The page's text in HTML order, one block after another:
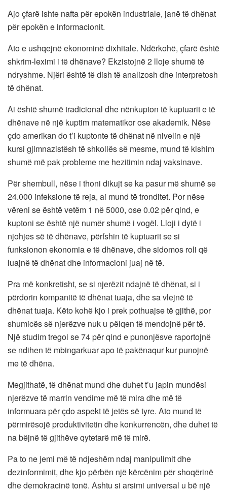
Ajo çfarë ishte nafta për epokën industriale, janë të dhënat
për epokën e informacionit.
Ato e ushqejnë ekonominë dixhitale. Ndërkohë, çfarë është
shkrim-leximi i të dhënave? Ekzistojnë 2 lloje shumë të
ndryshme. Njëri është të dish të analizosh dhe interpretosh
të dhënat.
Ai është shumë tradicional dhe nënkupton të kuptuarit e të
dhënave në një kuptim matematikor ose akademik. Nëse
çdo amerikan do t’i kuptonte të dhënat në nivelin e një
kursi gjimnazistësh të shkollës së mesme, mund të kishim
shumë më pak probleme me hezitimin ndaj vaksinave.
Për shembull, nëse i thoni dikujt se ka pasur më shumë se
24.000 infeksione të reja, ai mund të tronditet. Por nëse
vëreni se është vetëm 1 në 5000, ose 0.02 për qind, e
kuptoni se është një numër shumë i vogël. Lloji i dytë i
njohjes së të dhënave, përfshin të kuptuarit se si
funksionon ekonomia e të dhënave, dhe sidomos roli që
luajnë të dhënat dhe informacioni juaj në të.
Pra më konkretisht, se si njerëzit ndajnë të dhënat, si i
përdorin kompanitë të dhënat tuaja, dhe sa vlejnë të
dhënat tuaja. Këto kohë kjo i prek pothuajse të gjithë, por
shumicës së njerëzve nuk u pëlqen të mendojnë për të.
Një studim tregoi se 74 për qind e punonjësve raportojnë
se ndihen të mbingarkuar apo të pakënaqur kur punojnë
me të dhëna.
Megjithatë, të dhënat mund dhe duhet t’u japin mundësi
njerëzve të marrin vendime më të mira dhe më të
informuara për çdo aspekt të jetës së tyre. Ato mund të
përmirësojë produktivitetin dhe konkurrencën, dhe duhet të
na bëjnë të gjithëve qytetarë më të mirë.
Pa to ne jemi më të ndjeshëm ndaj manipulimit dhe
dezinformimit, dhe kjo përbën një kërcënim për shoqërinë
dhe demokracinë tonë. Ashtu si arsimi universal u bë një